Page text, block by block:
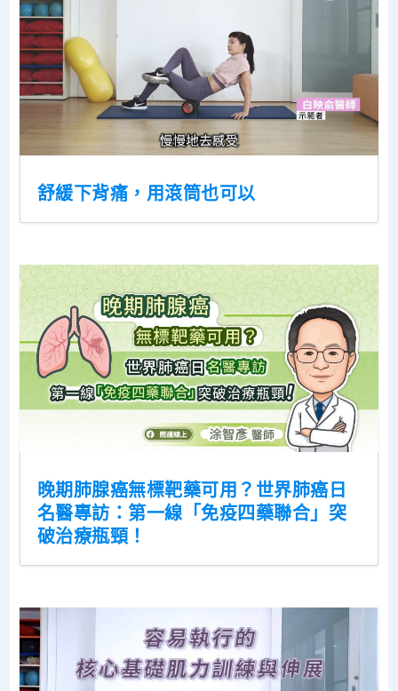
舒緩下背痛，用滾筒也可以
晚期肺腺癌無標靶藥可用？世界肺癌日
名醫專訪：第一線「免疫四藥聯合」突
破治療瓶頸！